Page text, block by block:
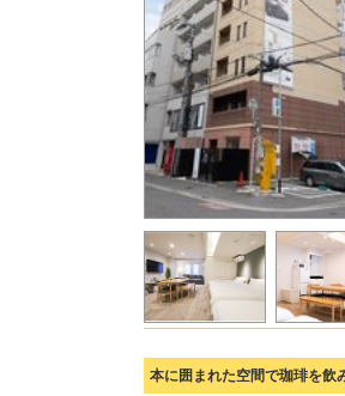
本に囲まれた空間で珈琲を飲